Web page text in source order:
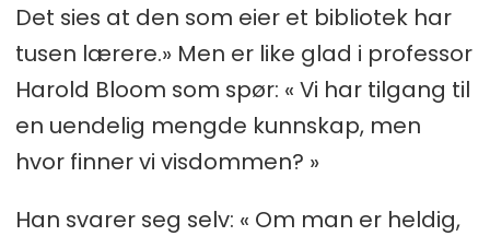
Det sies at den som eier et bibliotek har
tusen lærere.» Men er like glad i professor
Harold Bloom som spør: « Vi har tilgang til
en uendelig mengde kunnskap, men
hvor finner vi visdommen? »
Han svarer seg selv: « Om man er heldig,